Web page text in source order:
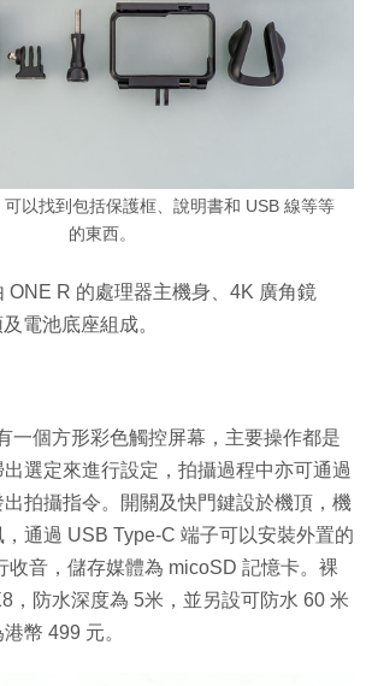
以找到包括保護框、說明書和 USB 線等等
的東西。
ONE R 的處理器主機身、4K 廣角鏡
電池底座組成。
一個方形彩色觸控屏幕，主要操作都是
選定來進行設定，拍攝過程中亦可通過
拍攝指令。開關及快門鍵設於機頂，機
通過 USB Type-C 端子可以安裝外置的
收音，儲存媒體為 micoSD 記憶卡。裸
，防水深度為 5米，並另設可防水 60 米
幣 499 元。